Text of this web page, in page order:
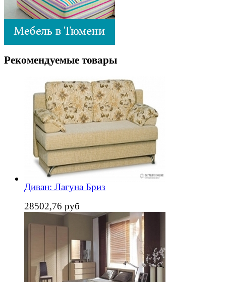
Рекомендуемые товары
Диван: Лагуна Бриз
28502,76 руб